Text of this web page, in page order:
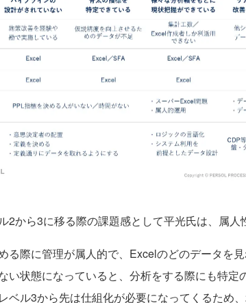
2から3に移る際の課題感として平光氏は、属人
る際に管理が属人的で、Excelのどのデータを
い状態になっていると、分析をする際にも特定
ベル3から先は仕組化が必要になってくるため